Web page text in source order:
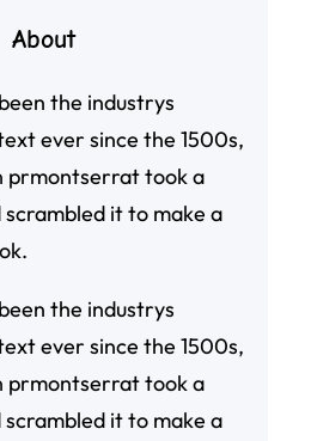
About
the industrys
ever since the 1500s,
prmontserrat took a
it to make a
the industrys
ever since the 1500s,
prmontserrat took a
it to make a